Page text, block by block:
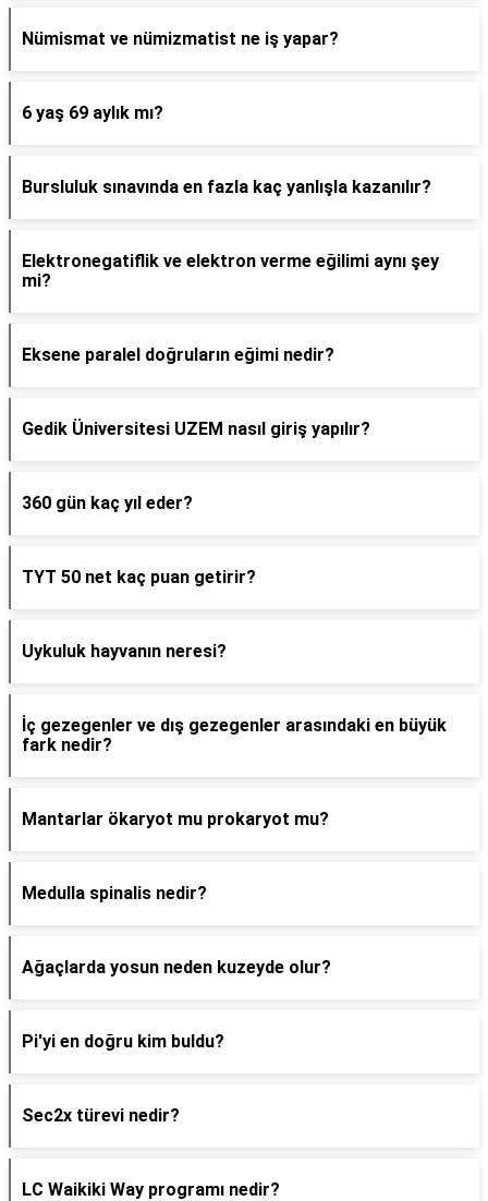
Nümismat ve nümizmatist ne iş yapar?
6 yaş 69 aylık mı?
Bursluluk sınavında en fazla kaç yanlışla kazanılır?
Elektronegatiflik ve elektron verme eğilimi aynı şey
mi?
Eksene paralel doğruların eğimi nedir?
Gedik Üniversitesi UZEM nasıl giriş yapılır?
360 gün kaç yıl eder?
TYT 50 net kaç puan getirir?
Uykuluk hayvanın neresi?
İç gezegenler ve dış gezegenler arasındaki en büyük
fark nedir?
Mantarlar ökaryot mu prokaryot mu?
Medulla spinalis nedir?
Ağaçlarda yosun neden kuzeyde olur?
Pi'yi en doğru kim buldu?
Sec2x türevi nedir?
LC Waikiki Way programı nedir?